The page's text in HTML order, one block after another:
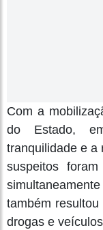
Com a
do Estado,
tranquilidade e a
suspeitos
também
drogas e